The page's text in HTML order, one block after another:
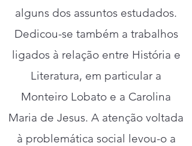
alguns dos assuntos estudados.
Dedicou-se também a trabalhos
ligados à relação entre História e
Literatura, em particular a
Monteiro Lobato e a Carolina
Maria de Jesus. A atenção voltada
à problemática social levou-o a